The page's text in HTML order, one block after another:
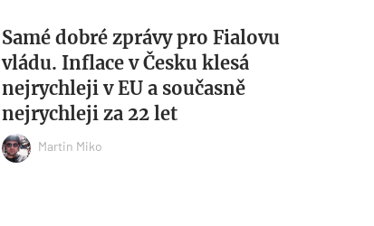
Samé dobré zprávy pro Fialovu
vládu. Inflace v Česku klesá
nejrychleji v EU a současně
nejrychleji za 22 let
Martin Miko